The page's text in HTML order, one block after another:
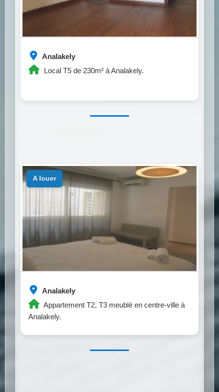
Analakely
Local T5 de 230m² à Analakely.
Analakely
Appartement T2, T3 meublé en centre-ville à
Analakely.
a louer